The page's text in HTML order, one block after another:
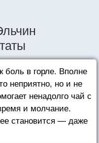
в горле. Вполне
неприятно, но и не
ненадолго чай с
и молчание.
становится — даже